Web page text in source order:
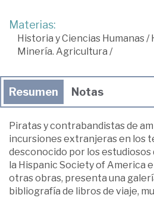
Materias:
Historia y Ciencias Humanas/
Minería. Agricultura /
Resumen Notas
Piratas y contrabandistas de
incursiones extranjeras en los
desconocido por los
la Hispanic Society of America
otras obras, presenta una
bibliografía de libros de viaje,